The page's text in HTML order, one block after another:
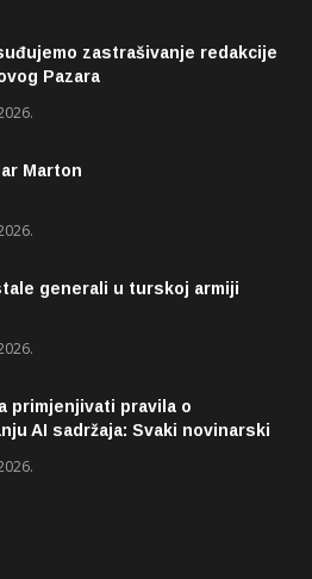
zastrašivanje redakcije
Pazara
Marton
generali u turskoj armiji
primjenjivati pravila o
AI sadržaja: Svaki novinarski